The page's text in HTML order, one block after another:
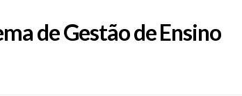
de Gestão de Ensino